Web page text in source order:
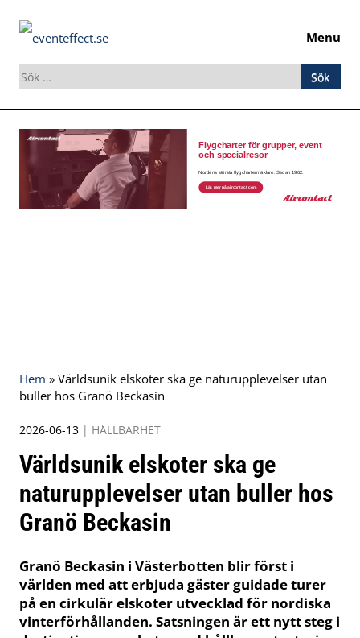
Menu
Sök
efter:
Skip
content
Hem » Världsunik elskoter ska ge naturupplevelser utan
buller hos Granö Beckasin
2026-06-13 | HÅLLBARHET
Världsunik elskoter ska ge
naturupplevelser utan buller hos
Granö Beckasin
Granö Beckasin i Västerbotten blir först i
världen med att erbjuda gäster guidade turer
på en cirkulär elskoter utvecklad för nordiska
vinterförhållanden. Satsningen är ett nytt steg i